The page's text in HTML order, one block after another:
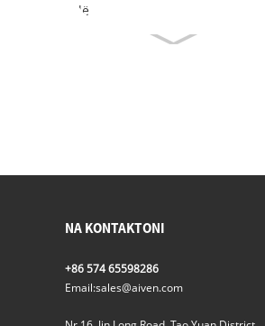
NA KONTAKTONI
+86 574 65598286
Email:sales@aiven.com